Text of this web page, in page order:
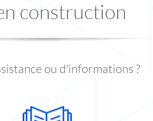
construction
ou d'informations ?